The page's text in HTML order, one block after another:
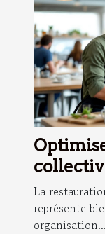
public :
La
représente
organisation...